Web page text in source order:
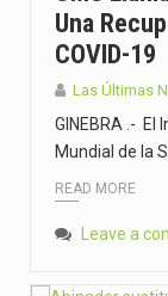
Una
COVID-19
Las Últimas
GINEBRA .- El
Mundial de la
READ MORE
Leave a